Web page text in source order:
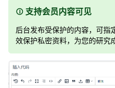
支持会员内容可见
后台发布受保护的内容，可指
效保护私密资料，为您的研究